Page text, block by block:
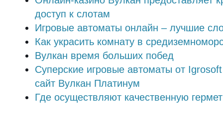
доступ к слотам
Игровые автоматы онлайн – лучшие
Как украсить комнату в
Вулкан время больших побед
Суперские игровые автоматы от
сайт Вулкан Платинум
Где осуществляют качественную